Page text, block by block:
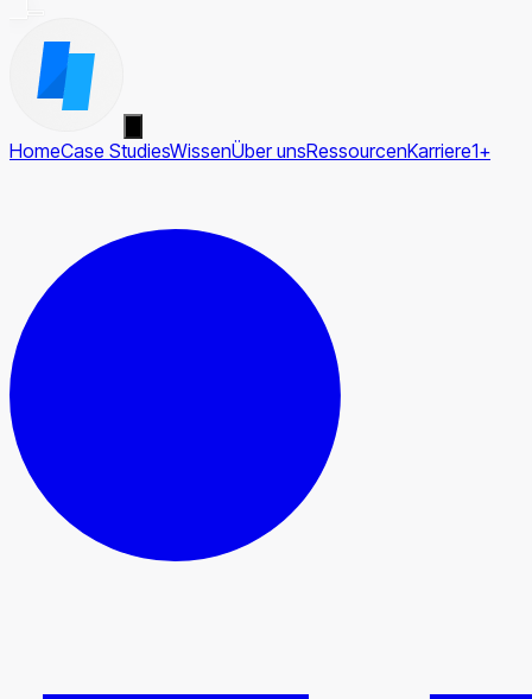
HomeCase StudiesWissenÜber unsRessourcenKarriere1+